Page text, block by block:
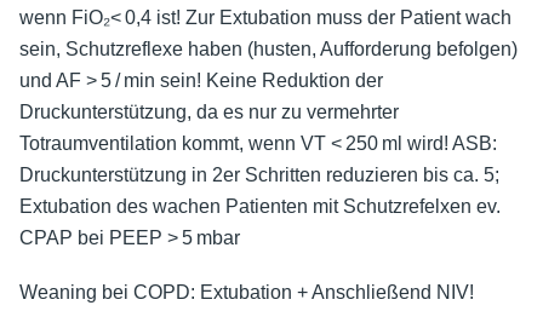
wenn FiO₂< 0,4 ist! Zur Extubation muss der Patient wach
sein, Schutzreflexe haben (husten, Aufforderung befolgen)
und AF > 5 / min sein! Keine Reduktion der
Druckunterstützung, da es nur zu vermehrter
Totraumventilation kommt, wenn VT < 250 ml wird! ASB:
Druckunterstützung in 2er Schritten reduzieren bis ca. 5;
Extubation des wachen Patienten mit Schutzrefelxen ev.
CPAP bei PEEP > 5 mbar
Weaning bei COPD: Extubation + Anschließend NIV!